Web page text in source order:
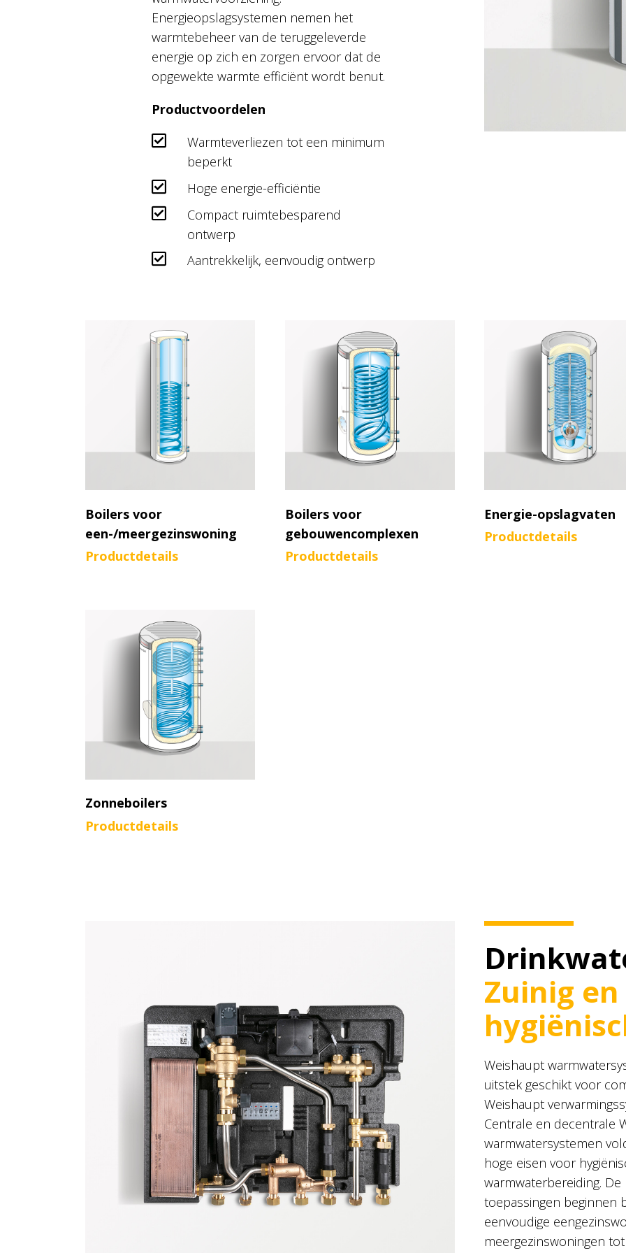
Energieopslagsystemen nemen het
warmtebeheer van de teruggeleverde
energie op zich en zorgen ervoor dat de
opgewekte warmte efficiënt wordt benut.
Productvoordelen
Warmteverliezen tot een minimum
beperkt
Hoge energie-efficiëntie
Compact ruimtebesparend
ontwerp
Aantrekkelijk, eenvoudig ontwerp
Boilers voor
een-/meergezinswoning
Productdetails
Boilers voor
gebouwencomplexen
Productdetails
Energie-opslagvaten
Productdetails
Zonneboilers
Productdetails
Zuinig en
Weishaupt
uitstek geschikt voor
Weishaupt
Centrale en decentrale
warmwatersystemen
hoge eisen voor
warmwaterbereiding. De
toepassingen beginnen
eenvoudige
meergezinswoningen tot